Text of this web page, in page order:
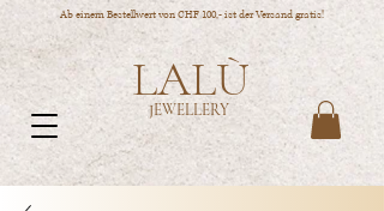
Ab einem Bestellwert von CHF 100,- ist der Versand gratis!
LALÙ
JEWELLERY